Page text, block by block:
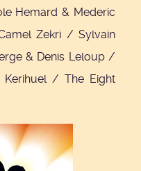
Hemard & Mederic
Zekri / Sylvain
& Denis Leloup /
Kerihuel / The Eight